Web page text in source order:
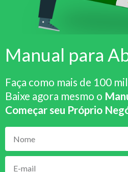
Manual para
Faça como mais de 100
Baixe agora mesmo o
Começar seu Próprio